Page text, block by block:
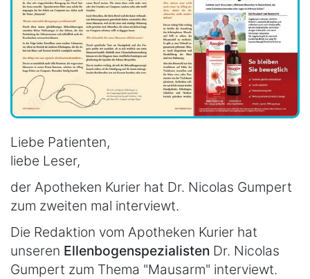
Liebe Patienten,
liebe Leser,
der Apotheken Kurier hat Dr. Nicolas Gumpert
zum zweiten mal interviewt.
Die Redaktion vom Apotheken Kurier hat
unseren Ellenbogenspezialisten Dr. Nicolas
Gumpert zum Thema "Mausarm" interviewt.